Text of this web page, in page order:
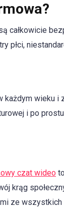
całkowicie
płci,
każdym wieku
i po
czat wideo
krąg
ze